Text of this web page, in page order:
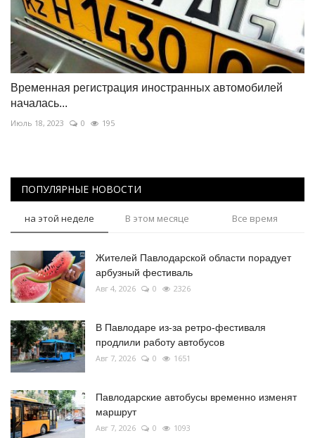
Временная регистрация иностранных автомобилей
началась...
Июль 18, 2023 0 195
ПОПУЛЯРНЫЕ НОВОСТИ
на этой неделе В этом месяце Все время
Жителей Павлодарской области порадует
арбузный фестиваль
Авг 4, 2026 0 2326
В Павлодаре из-за ретро-фестиваля
продлили работу автобусов
Авг 7, 2026 0 1651
Павлодарские автобусы временно изменят
маршрут
Авг 7, 2026 0 1093